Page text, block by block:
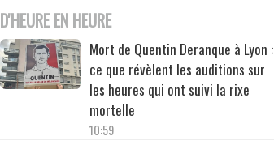
D'HEURE EN HEURE
Mort de Quentin Deranque à Lyon :
ce que révèlent les auditions sur
les heures qui ont suivi la rixe
mortelle
10:59